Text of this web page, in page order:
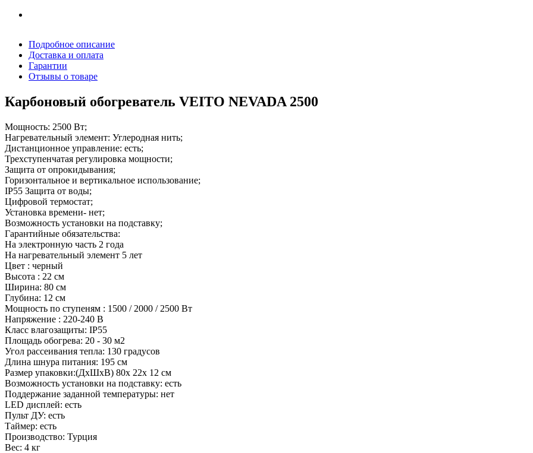
Подробное описание
Доставка и оплата
Гарантии
Отзывы о товаре
Карбоновый обогреватель VEITO NEVADA 2500
Мощность: 2500 Вт;
Нагревательный элемент: Углеродная нить;
Дистанционное управление: есть;
Трехступенчатая регулировка мощности;
Защита от опрокидывания;
Горизонтальное и вертикальное использование;
IP55 Защита от воды;
Цифровой термостат;
Установка времени- нет;
Возможность установки на подставку;
Гарантийные обязательства:
На электронную часть 2 года
На нагревательный элемент 5 лет
Цвет : черный
Высота : 22 cм
Ширина: 80 cм
Глубина: 12 cм
Мощность по ступеням : 1500 / 2000 / 2500 Вт
Напряжение : 220-240 В
Класс влагозащиты: IP55
Площадь обогрева: 20 - 30 м2
Угол рассеивания тепла: 130 градусов
Длина шнура питания: 195 cм
Размер упаковки:(ДхШхВ) 80х 22х 12 см
Возможность установки на подставку: есть
Поддержание заданной температуры: нет
LED дисплей: есть
Пульт ДУ: есть
Таймер: есть
Производство: Турция
Вес: 4 кг